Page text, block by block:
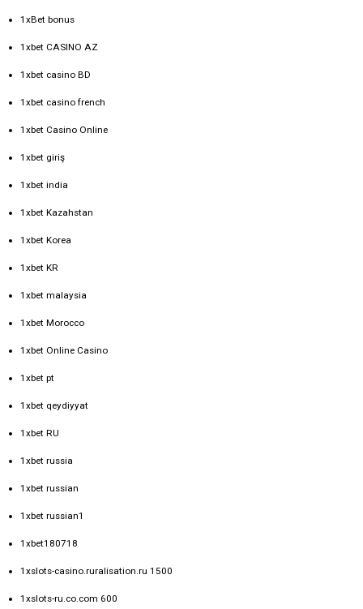
1xBet bonus
1xbet CASINO AZ
1xbet casino BD
1xbet casino french
1xbet Casino Online
1xbet giriş
1xbet india
1xbet Kazahstan
1xbet Korea
1xbet KR
1xbet malaysia
1xbet Morocco
1xbet Online Casino
1xbet pt
1xbet qeydiyyat
1xbet RU
1xbet russia
1xbet russian
1xbet russian1
1xbet180718
1xslots-casino.ruralisation.ru 1500
1xslots-ru.co.com 600